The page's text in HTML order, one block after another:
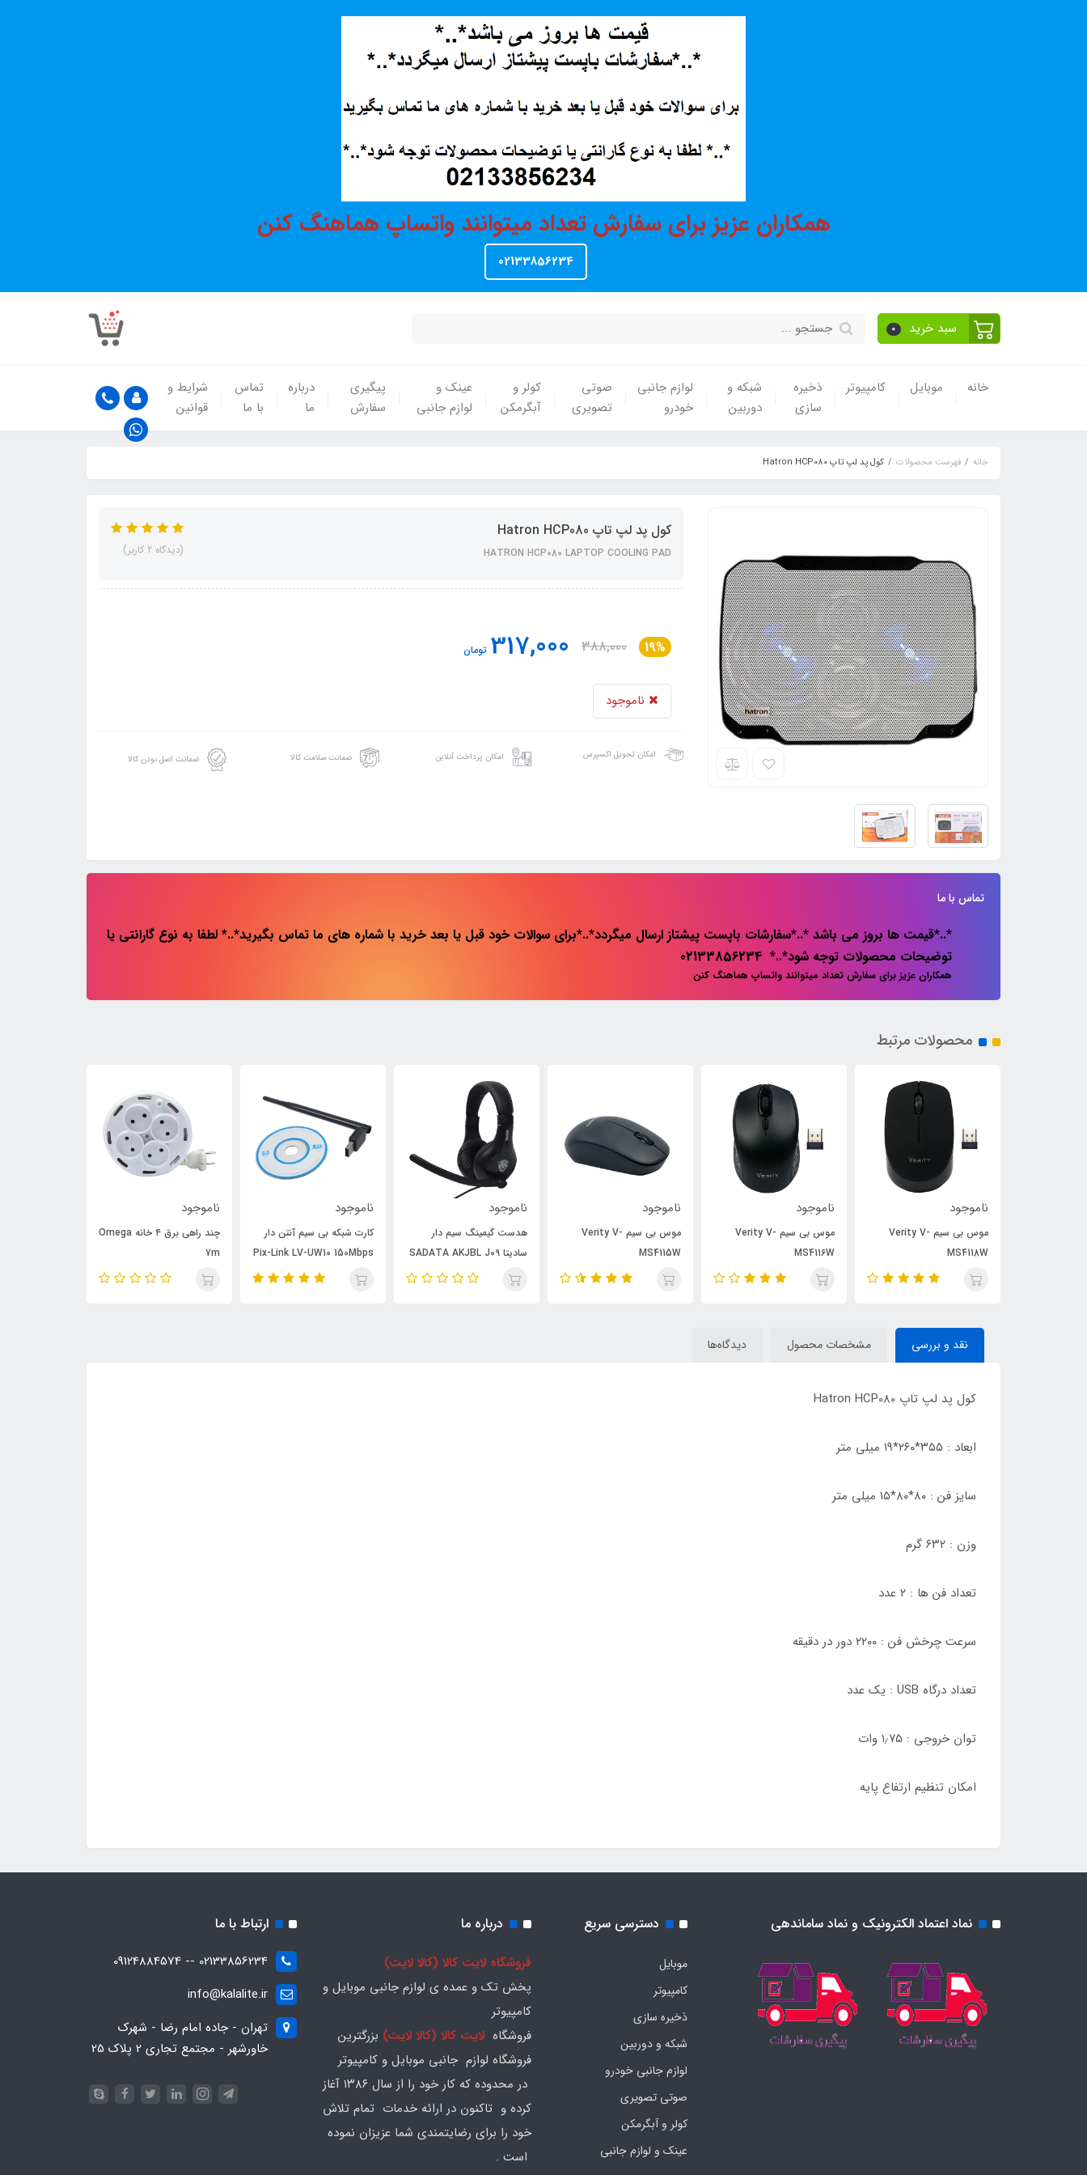
همکاران عزیز برای سفارش تعداد میتوانند واتساپ هماهنگ کنن
02133856234
سبد خرید 0
خانه موبایل کامپیوتر
ذخیره
سازی
شبکه و
دوربین
لوازم جانبی
خودرو
صوتی
تصویری
کولر و
آبگرمکن
عینک و
لوازم جانبی
پیگیری
سفارش
درباره
ما
تماس
با ما
شرایط و
قوانین
خانه فهرست محصولات کول پد لپ تاپ Hatron HCP080
کول پد لپ تاپ Hatron HCP080
HATRON HCP080 LAPTOP COOLING PAD (دیدگاه 2 کاربر)
19%
388,000
317,000 تومان
ناموجود
امکان تحویل اکسپرس امکان پرداخت آنلاین ضمانت سلامت کالا ضمانت اصل بودن کالا
تماس با ما
*..*قیمت ها بروز می باشد *..*سفارشات باپست پیشتاز ارسال میگردد*..*برای سوالات خود قبل یا بعد خرید با شماره های ما تماس بگیرید*..* لطفا به نوع گارانتی یا
توضیحات محصولات توجه شود*..* 02133856234
همکاران عزیز برای سفارش تعداد میتوانند واتساپ هماهنگ کنن
محصولات مرتبط
ناموجود
موس بی سیم Verity V-
MS4116W
ناموجود
موس بی سیم Verity V-
MS4115W
ناموجود
هدست گیمینگ سیم دار
سادیتا SADATA AKJBL J09
ناموجود
کارت شبکه بی سیم آنتن دار
Pix-Link LV-UW10 150Mbps
ناموجود
چند راهی برق ۴ خانه Omega
7m
ناموجود
محافظ برق ۳ خانه Omega
P3100 1.5m
نقد و بررسی مشخصات محصول دیدگاه‌ها
کول پد لپ تاپ Hatron HCP080
ابعاد : ۳۵۵*۲۶۰*۱۹ میلی متر
سایز فن : ۸۰*۸۰*۱۵ میلی متر
وزن : ۶۳۲ گرم
تعداد فن ها : ۲ عدد
سرعت چرخش فن : ۲۲۰۰ دور در دقیقه
تعداد درگاه USB : یک عدد
توان خروجی : ۱٫۷۵ وات
امکان تنظیم ارتفاع پایه
نماد اعتماد الکترونیک و نماد ساماندهی دسترسی سریع
موبایل
کامپیوتر
ذخیره سازی
شبکه و دوربین
لوازم جانبی خودرو
صوتی تصویری
کولر و آبگرمکن
عینک و لوازم جانبی
درباره ما
فروشگاه لایت کالا (کالا لایت)
پخش تک و عمده ی لوازم جانبی موبایل و
کامپیوتر
فروشگاه لایت کالا (کالا لایت) بزرگترین
فروشگاه لوازم جانبی موبایل و کامپیوتر
در محدوده که کار خود را از سال ۱۳۸۶ آغاز
کرده و تاکنون در ارائه خدمات تمام تلاش
خود را برای رضایتمندی شما عزیزان نموده
است .
ارتباط با ما
02133856234 -- 09124884574
info@kalalite.ir
تهران - جاده امام رضا - شهرک
خاورشهر - مجتمع تجاری 2 پلاک 25